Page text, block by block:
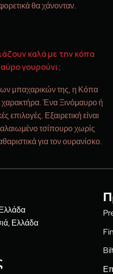
θα χάνονταν.
καλά με την κόπα
γουρούνι;
μπαχαρικών της, η Κόπα
χαρακτήρα. Ένα Ξινόμαυρο ή
επιλογές. Εξαιρετική είναι
τσίπουρο χωρίς
για τον ουρανίσκο.
Ελλάδα